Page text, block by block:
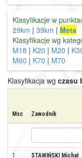
Klasyfikacje w
29km | 39km | Meta
Klasyfikacje wg
M18 | K20 | M20 |
M60 | K70 | M70
Klasyfikacja wg czasu
Msc Zawodnik
1 STAWIŃSKI Michał